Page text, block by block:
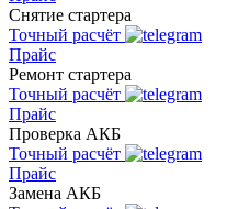
Снятие стартера
Точный расчёт
Прайс
Ремонт стартера
Точный расчёт
Прайс
Проверка АКБ
Точный расчёт
Прайс
Замена АКБ